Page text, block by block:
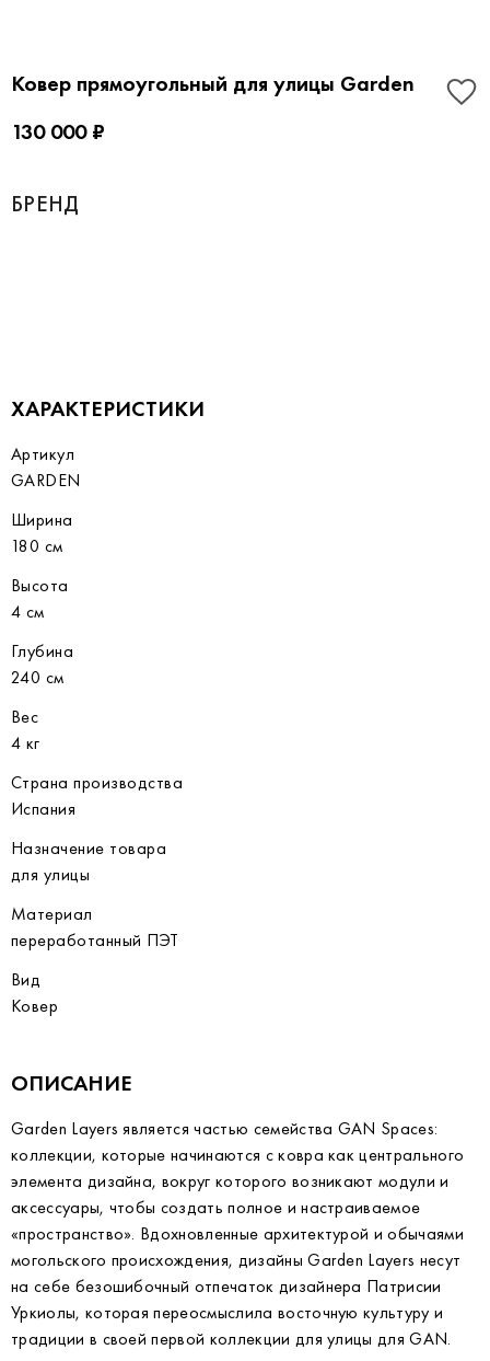
Ковер прямоугольный для улицы Garden
130 000 ₽
БРЕНД
ХАРАКТЕРИСТИКИ
Артикул
GARDEN
Ширина
180 см
Высота
4 см
Глубина
240 см
Вес
4 кг
Страна производства
Испания
Назначение товара
для улицы
Материал
переработанный ПЭТ
Вид
Ковер
ОПИСАНИЕ
Garden Layers является частью семейства GAN Spaces:
коллекции, которые начинаются с ковра как центрального
элемента дизайна, вокруг которого возникают модули и
аксессуары, чтобы создать полное и настраиваемое
«пространство». Вдохновленные архитектурой и обычаями
могольского происхождения, дизайны Garden Layers несут
на себе безошибочный отпечаток дизайнера Патрисии
Уркиолы, которая переосмыслила восточную культуру и
традиции в своей первой коллекции для улицы для GAN.